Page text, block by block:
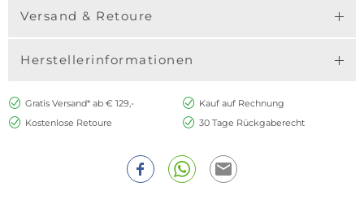
Versand & Retoure
Herstellerinformationen
Gratis Versand* ab € 129,-
Kauf auf Rechnung
Kostenlose Retoure
30 Tage Rückgaberecht